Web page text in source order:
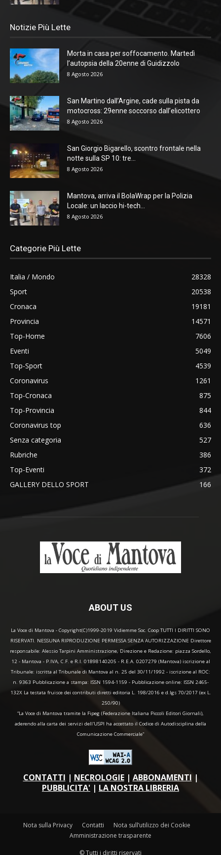
Notizie Più Lette
Morta in casa per soffocamento. Martedì
l’autopsia della 20enne di Guidizzolo
8 Agosto 2026
San Martino dall’Argine, cade sulla pista da
motocross: 29enne soccorso dall’elicottero
8 Agosto 2026
San Giorgio Bigarello, scontro frontale nella
notte sulla SP 10: tre...
8 Agosto 2026
Mantova, arriva il BolaWrap per la Polizia
Locale: un laccio hi-tech...
8 Agosto 2026
Categorie Più Lette
Italia / Mondo
28328
Sport
20538
Cronaca
19181
Provincia
14571
Top-Home
7606
Eventi
5049
Top-Sport
4539
Coronavirus
1261
Top-Cronaca
875
Top-Provincia
844
Coronavirus top
636
Senza categoria
527
Rubriche
386
Top-Eventi
372
GALLERY DELLO SPORT
166
ABOUT US
La Voce di Mantova - Copyright(C)1999-2019 Vidiemme Soc. Coop TUTTI I DIRITTI SONO
RISERVATI. NESSUNA RIPRODUZIONE PERMESSA SENZA AUTORIZZAZIONE Direttore
responsabile: Alessio Tarpini Amministrazione, Direzione e Redazione: piazza Sordello,
12 - Mantova - P.IVA, C.F. e R.I. 01898140205 - R.E.A. 0207279 (Mantova) iscrizione al
Tribunale: iscritta al Tribunale di Mantova al n. 25 del 30/11/1992 - iscrizione al ROC:
n. 9363 Pubblicazione a stampa: ISSN 1594-1159 - Pubblicazione online: ISSN 2465-
132X La testata fruisce dei contributi diretti editoria L. 198/2016 e d.lgs 70/2017 (ex L.
250/90)
“La Voce di Mantova tramite la Fipeg (Federazione Italiana Piccoli Editori Giornali),
aderendo alla carta dei servizi dell'USPI ha accettato il Codice di Autodisciplina della
Comunicazione Commerciale"
CONTATTI | NECROLOGIE| ABBONAMENTI |
PUBBLICITA' | LA NOSTRA LIBRERIA
Nota sulla Privacy Contatti
Nota sull’utilizzo dei Cookie
Amministrazione trasparente
© Tutti i diritti riservati